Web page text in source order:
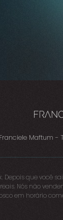
Franciele Maftum -
que você
Nós não
em horário